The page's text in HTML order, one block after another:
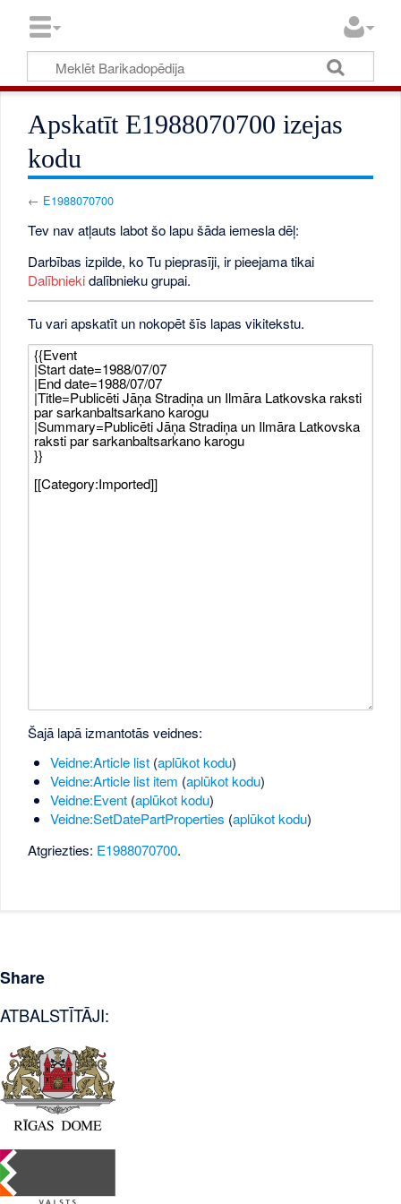
Apskatīt E1988070700 izejas
kodu
← E1988070700
Tev nav atļauts labot šo lapu šāda iemesla dēļ:
Darbības izpilde, ko Tu pieprasīji, ir pieejama tikai
Dalībniekidalībnieku grupai.
Tu vari apskatīt un nokopēt šīs lapas vikitekstu.
Šajā lapā izmantotās veidnes:
Veidne:Article list(aplūkot kodu)
Veidne:Article list item (aplūkot kodu)
Veidne:Event(aplūkot kodu)
Veidne:SetDatePartProperties (aplūkot kodu)
Atgriezties: E1988070700.
Share
ATBALSTĪTĀJI: